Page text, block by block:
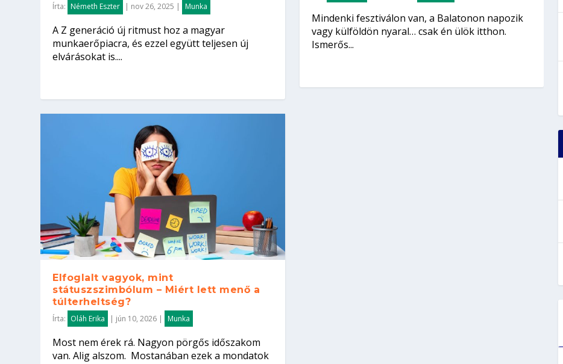
Írta: Németh Eszter | nov 26, 2025 | Munka
A Z generáció új ritmust hoz a magyar
munkaerőpiacra, és ezzel együtt teljesen új
elvárásokat is....
Elfoglalt vagyok, mint
státuszszimbólum – Miért lett menő a
túlterheltség?
Írta: Oláh Erika | jún 10, 2026 | Munka
Most nem érek rá. Nagyon pörgős időszakom
van. Alig alszom. Mostanában ezek a mondatok
Mindenki fesztiválon van, a Balatonon napozik
vagy külföldön nyaral… csak én ülök itthon.
Ismerős...